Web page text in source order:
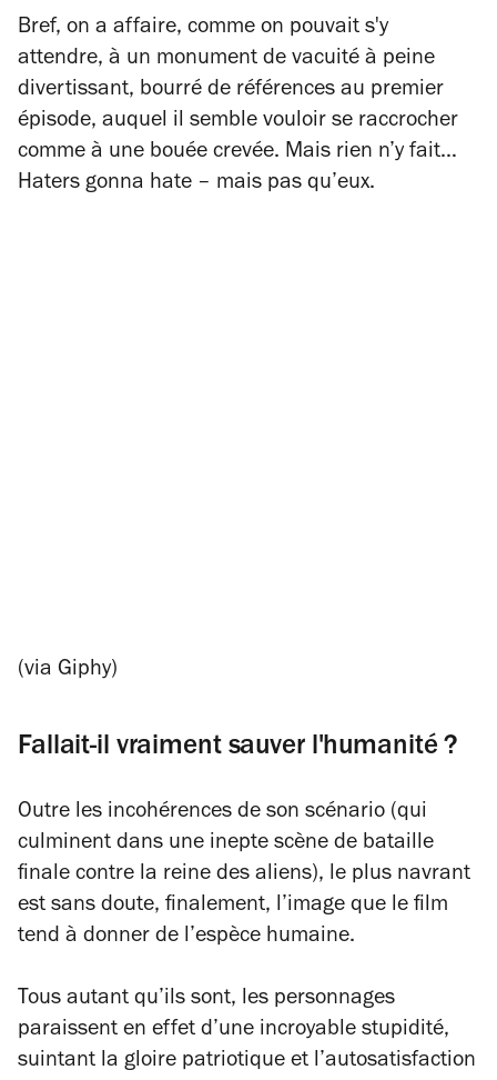
Bref, on a affaire, comme on pouvait s'y
attendre, à un monument de vacuité à peine
divertissant, bourré de références au premier
épisode, auquel il semble vouloir se raccrocher
comme à une bouée crevée. Mais rien n’y fait…
Haters gonna hate – mais pas qu’eux.
(via Giphy)
Fallait-il vraiment sauver l'humanité ?
Outre les incohérences de son scénario (qui
culminent dans une inepte scène de bataille
finale contre la reine des aliens), le plus navrant
est sans doute, finalement, l’image que le film
tend à donner de l’espèce humaine.
Tous autant qu’ils sont, les personnages
paraissent en effet d’une incroyable stupidité,
suintant la gloire patriotique et l’autosatisfaction